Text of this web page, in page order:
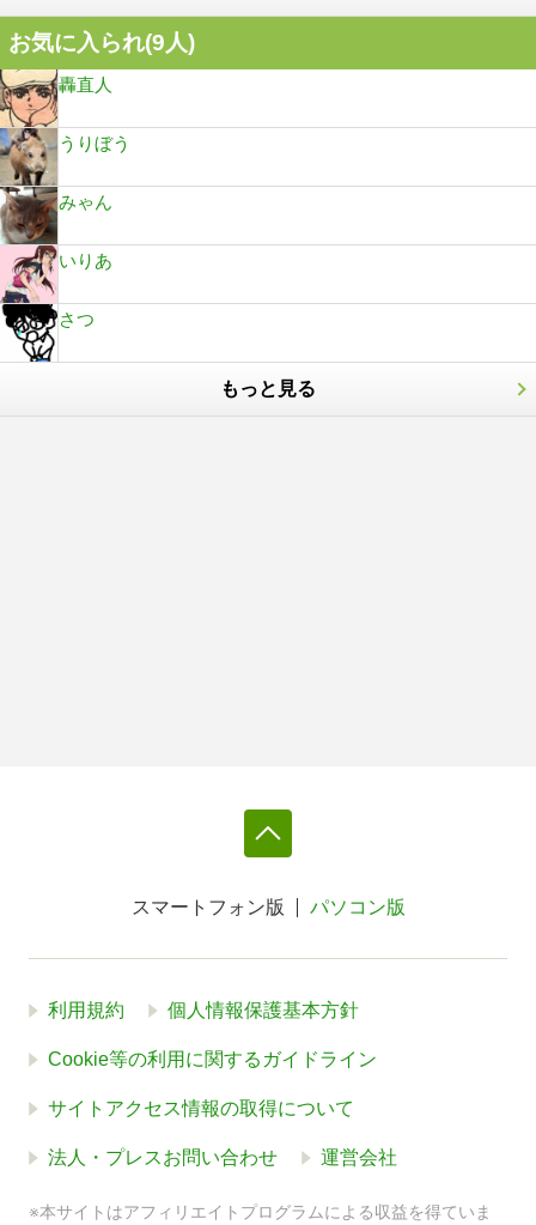
お気に入られ(9人)
轟直人
うりぼう
みゃん
いりあ
さつ
もっと見る
スマートフォン版 パソコン版
利用規約 個人情報保護基本方針
Cookie等の利用に関するガイドライン
サイトアクセス情報の取得について
法人・プレスお問い合わせ 運営会社
※本サイトはアフィリエイトプログラムによる収益を得ていま